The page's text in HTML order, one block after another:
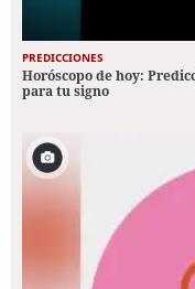
PREDICCIONES
Horóscopo de hoy:
para tu signo